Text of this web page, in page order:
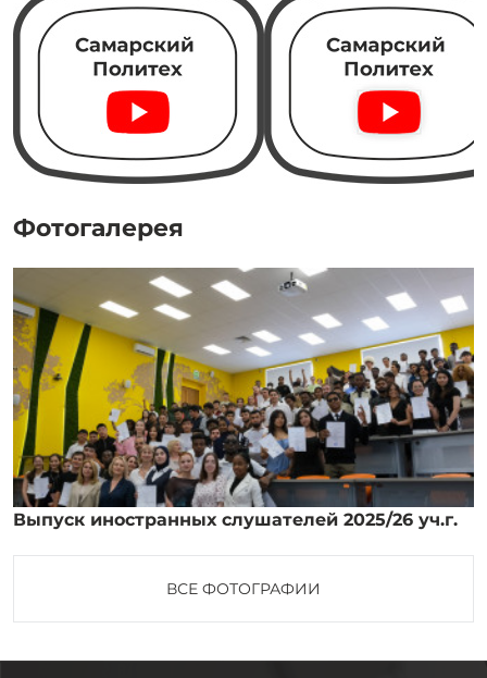
Фотогалерея
Выпуск иностранных слушателей 2025/26 уч.г.
ВСЕ ФОТОГРАФИИ